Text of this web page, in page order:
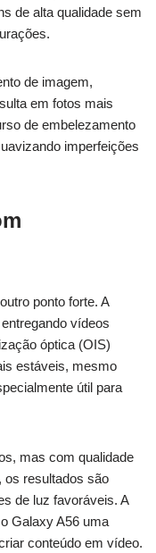
de alta qualidade sem
de imagem,
em fotos mais
de embelezamento
imperfeições
ponto forte. A
vídeos
óptica (OIS)
estáveis, mesmo
útil para
mas com qualidade
os resultados são
de luz favoráveis. A
Galaxy A56 uma
conteúdo em vídeo.